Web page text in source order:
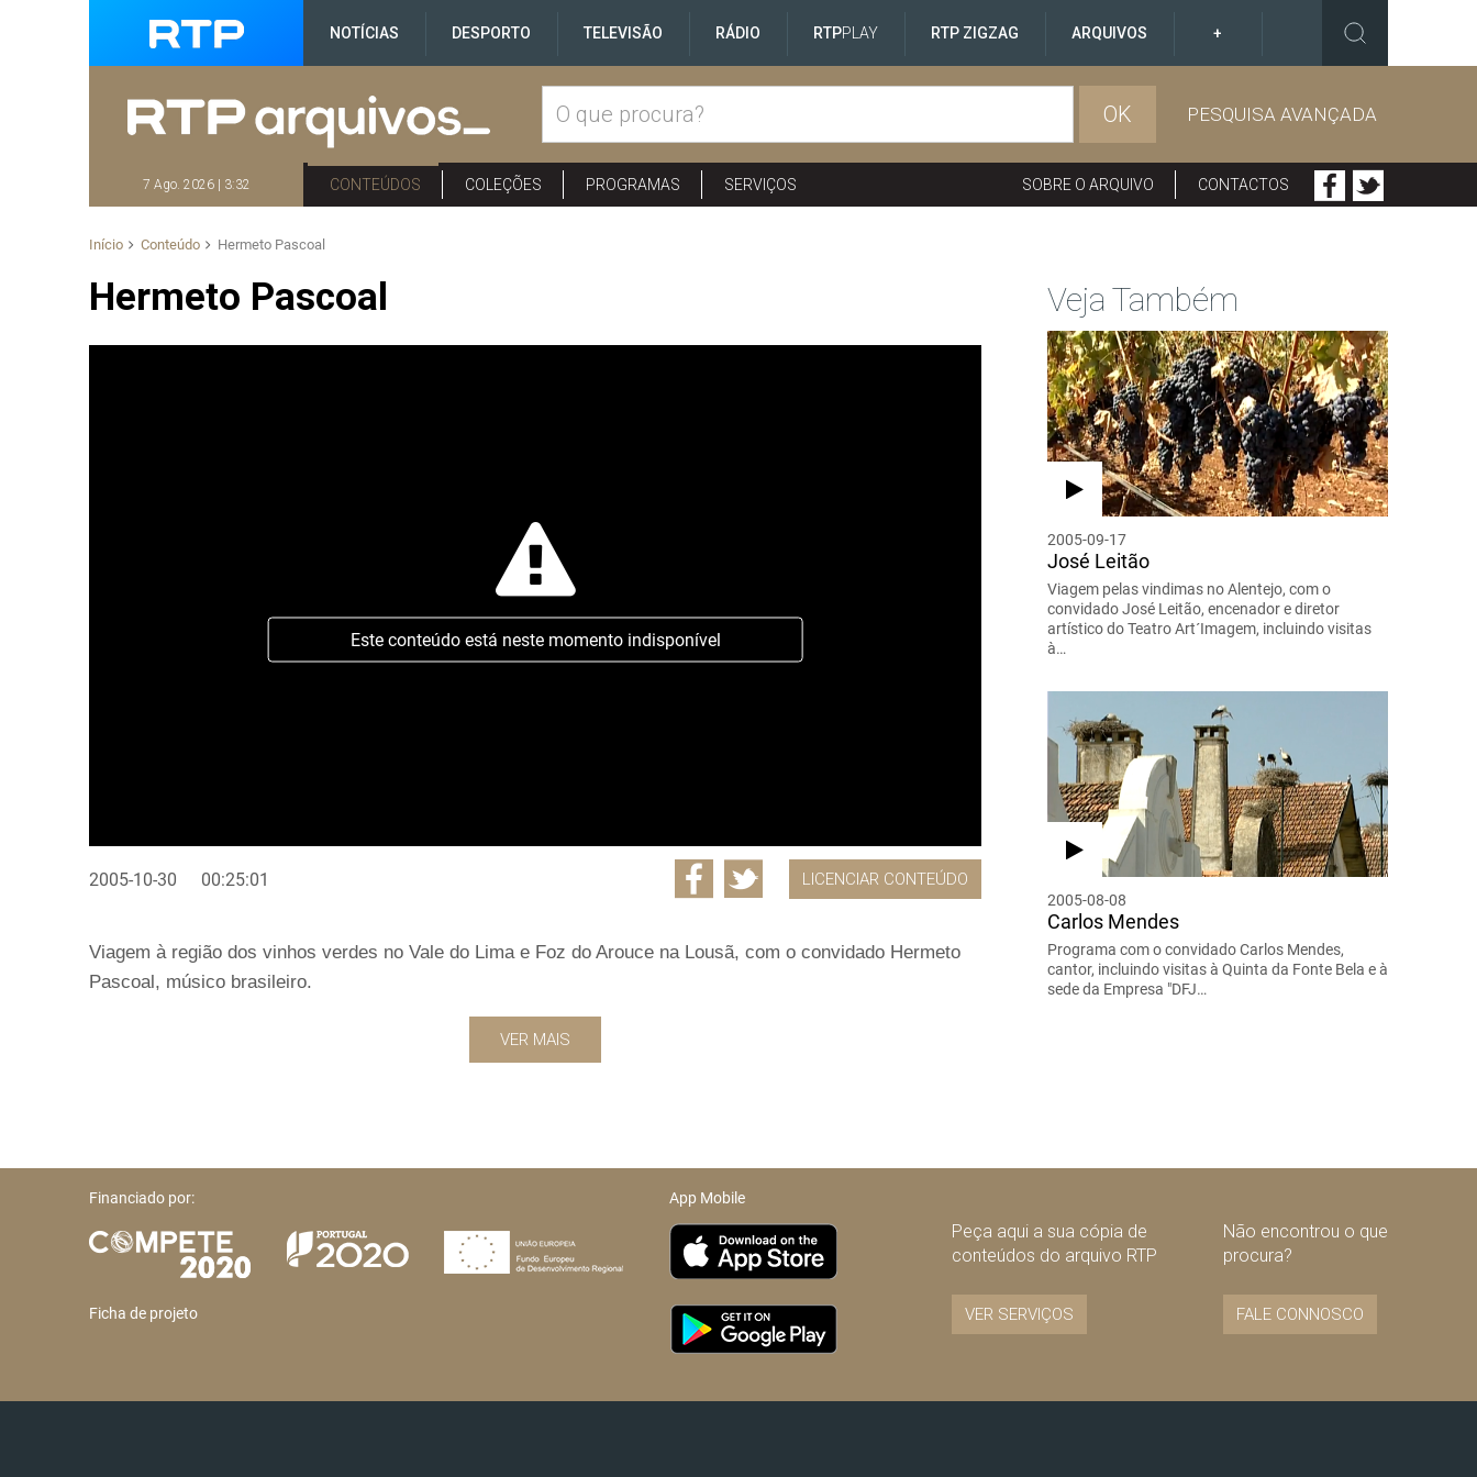
NOTÍCIAS DESPORTO TELEVISÃO RÁDIO RTPPLAY RTP ZIGZAG ARQUIVOS +
OK PESQUISA AVANÇADA
7 Ago. 2026 | 3:32 CONTEÚDOS COLEÇÕES PROGRAMAS SERVIÇOS SOBRE O ARQUIVO CONTACTOS
Início Conteúdo Hermeto Pascoal
Hermeto Pascoal
Este conteúdo está neste momento indisponível
2005-10-30 00:25:01 LICENCIAR CONTEÚDO
Viagem à região dos vinhos verdes no Vale do Lima e Foz do Arouce na Lousã, com o convidado Hermeto
Pascoal, músico brasileiro.
VER MAIS
Veja Também
2005-09-17
José Leitão
Viagem pelas vindimas no Alentejo, com o
convidado José Leitão, encenador e diretor
artístico do Teatro Art´Imagem, incluindo visitas
à…
2005-08-08
Carlos Mendes
Programa com o convidado Carlos Mendes,
cantor, incluindo visitas à Quinta da Fonte Bela e à
sede da Empresa "DFJ…
Financiado por:
Ficha de projeto
App Mobile
Peça aqui a sua cópia de
conteúdos do arquivo RTP
VER SERVIÇOS
Não encontrou o que
procura?
FALE CONNOSCO